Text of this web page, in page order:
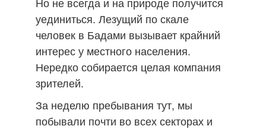
уединиться. Лезущий по скале
человек в Бадами вызывает крайний
интерес у местного населения.
Нередко собирается целая компания
зрителей.
За неделю пребывания тут, мы
побывали почти во всех секторах и